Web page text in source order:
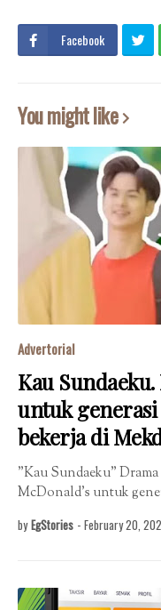
Facebook
You might like
Advertorial
Kau
untuk
bekerja di
"Kau Sundaeku"
McDonald’s untuk
by EgStories - February 20,